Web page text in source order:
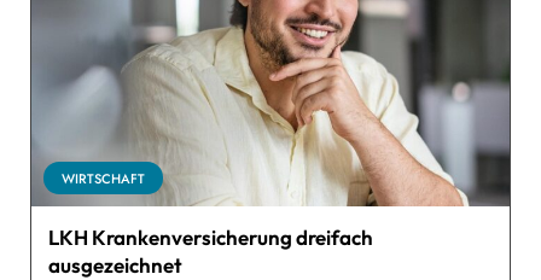
WIRTSCHAFT
LKH Krankenversicherung dreifach
ausgezeichnet